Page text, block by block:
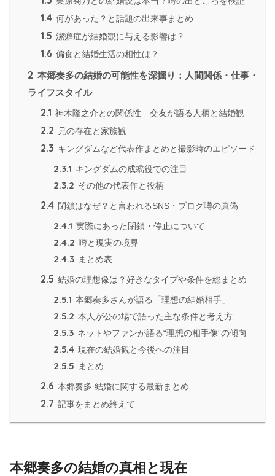
1.4 何があった？と話題の出来事まとめ
1.5 潔癖症が結婚観に与える影響は？
1.6 偏食と結婚生活の相性は？
2 本郷奏多の結婚の可能性を深掘り：人間関係・仕事・
ライフスタイル
2.1 神木隆之介との関係性—交友が語る人柄と結婚観
2.2 兄の存在と家族観
2.3 キングダムなど代表作まとめと撮影時のエピソード
2.3.1 キングダムの成蟜役での注目
2.3.2 その他の代表作と役柄
2.4 閉鎖はなぜ？と言われるSNS・ブログ噂の真偽
2.4.1 実際にあった閉鎖・停止について
2.4.2 噂と現実の境界
2.4.3 まとめ表
2.5 結婚の理想像は？好きなタイプや条件を総まとめ
2.5.1 本郷奏多さんが語る「理想の結婚相手」
2.5.2 本人が公の場で語った主な条件と考え方
2.5.3 ネットやファンが語る“理想の相手像”の傾向
2.5.4 現在の結婚観と今後への注目
2.5.5 まとめ
2.6 本郷奏多 結婚に関する最新まとめ
2.7 記事をまとめ終えて
本郷奏多の結婚の真相と現在